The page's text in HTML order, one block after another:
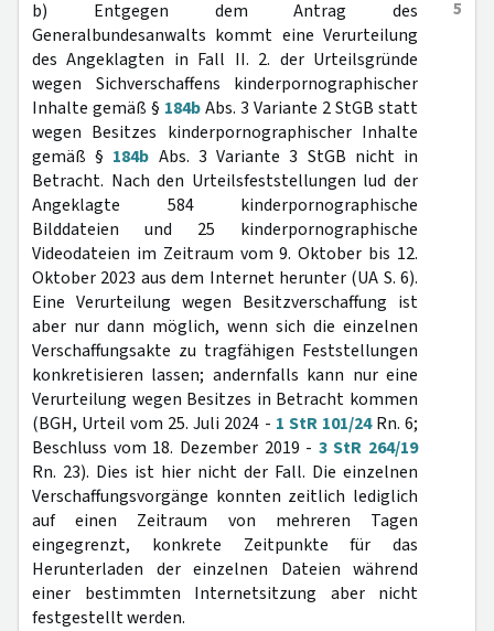
5
b) Entgegen dem Antrag des
Generalbundesanwalts kommt eine Verurteilung
des Angeklagten in Fall II. 2. der Urteilsgründe
wegen Sichverschaffens kinderpornographischer
Inhalte gemäß § 184bAbs. 3 Variante 2 StGB statt
wegen Besitzes kinderpornographischer Inhalte
gemäß § 184b Abs. 3 Variante 3 StGB nicht in
Betracht. Nach den Urteilsfeststellungen lud der
Angeklagte 584 kinderpornographische
Bilddateien und 25 kinderpornographische
Videodateien im Zeitraum vom 9. Oktober bis 12.
Oktober 2023 aus dem Internet herunter (UA S. 6).
Eine Verurteilung wegen Besitzverschaffung ist
aber nur dann möglich, wenn sich die einzelnen
Verschaffungsakte zu tragfähigen Feststellungen
konkretisieren lassen; andernfalls kann nur eine
Verurteilung wegen Besitzes in Betracht kommen
(BGH, Urteil vom 25. Juli 2024 - 1 StR 101/24Rn. 6;
Beschluss vom 18. Dezember 2019 - 3 StR 264/19
Rn. 23). Dies ist hier nicht der Fall. Die einzelnen
Verschaffungsvorgänge konnten zeitlich lediglich
auf einen Zeitraum von mehreren Tagen
eingegrenzt, konkrete Zeitpunkte für das
Herunterladen der einzelnen Dateien während
einer bestimmten Internetsitzung aber nicht
festgestellt werden.